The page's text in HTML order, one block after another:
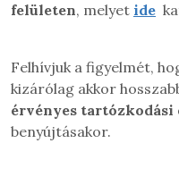
felületen, melyet ide
Felhívjuk a figyelmét,
kizárólag akkor
érvényes tartózkodási
benyújtásakor.